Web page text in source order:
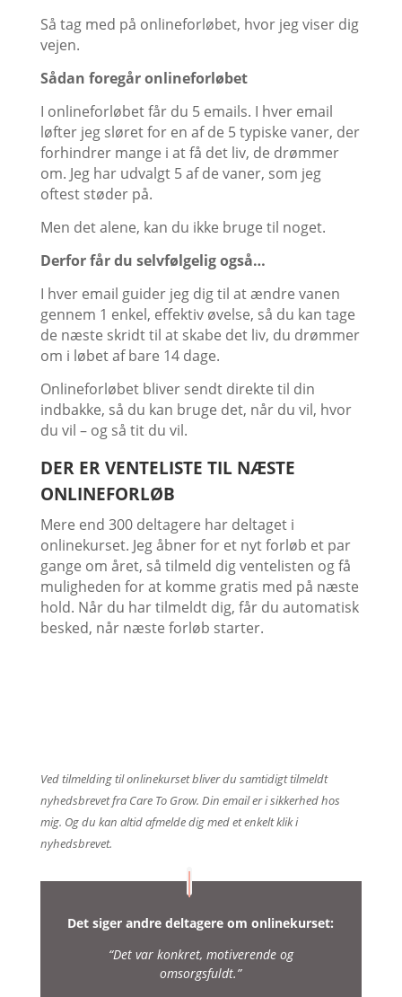
Så tag med på onlineforløbet, hvor jeg viser dig
vejen.
Sådan foregår onlineforløbet
I onlineforløbet får du 5 emails. I hver email
løfter jeg sløret for en af de 5 typiske vaner, der
forhindrer mange i at få det liv, de drømmer
om. Jeg har udvalgt 5 af de vaner, som jeg
oftest støder på.
Men det alene, kan du ikke bruge til noget.
Derfor får du selvfølgelig også…
I hver email guider jeg dig til at ændre vanen
gennem 1 enkel, effektiv øvelse, så du kan tage
de næste skridt til at skabe det liv, du drømmer
om i løbet af bare 14 dage.
Onlineforløbet bliver sendt direkte til din
indbakke, så du kan bruge det, når du vil, hvor
du vil – og så tit du vil.
DER ER VENTELISTE TIL NÆSTE
ONLINEFORLØB
Mere end 300 deltagere har deltaget i
onlinekurset. Jeg åbner for et nyt forløb et par
gange om året, så tilmeld dig ventelisten og få
muligheden for at komme gratis med på næste
hold. Når du har tilmeldt dig, får du automatisk
besked, når næste forløb starter.
Ved tilmelding til onlinekurset bliver du samtidigt tilmeldt
nyhedsbrevet fra Care To Grow. Din email er i sikkerhed hos
mig. Og du kan altid afmelde dig med et enkelt klik i
nyhedsbrevet.
Det siger andre deltagere om onlinekurset:
“Det var konkret, motiverende og
omsorgsfuldt.”